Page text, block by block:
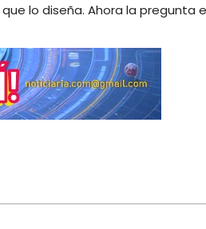
lo diseña. Ahora la pregunta